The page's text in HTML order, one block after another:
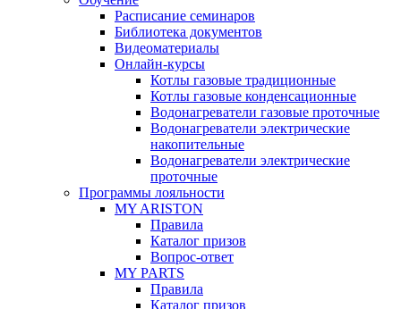
Расписание семинаров
Библиотека документов
Видеоматериалы
Онлайн-курсы
Котлы газовые традиционные
Котлы газовые конденсационные
Водонагреватели газовые проточные
Водонагреватели электрические
накопительные
Водонагреватели электрические
проточные
Программы лояльности
MY ARISTON
Правила
Каталог призов
Вопрос-ответ
MY PARTS
Правила
Каталог призов